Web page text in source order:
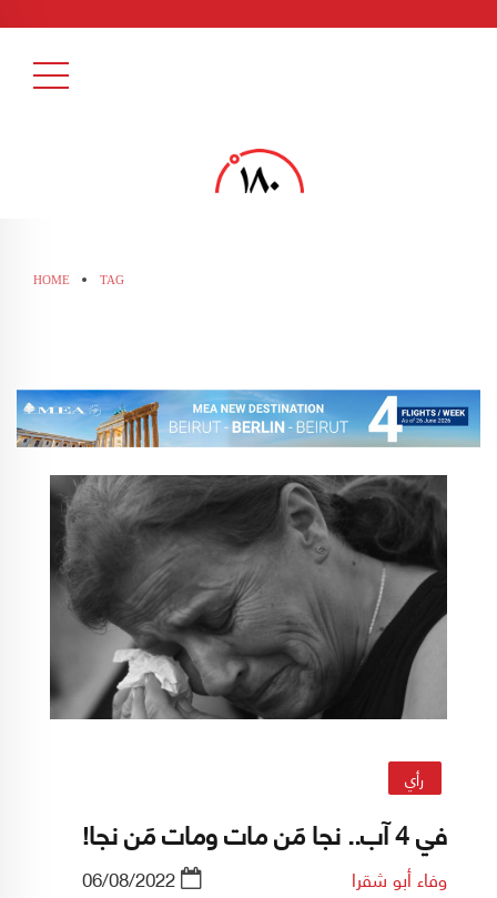
HOME TAG
رأي
في 4 آب.. نجا مَن مات ومات مَن نجا!
وفاء أبو شقرا 06/08/2022